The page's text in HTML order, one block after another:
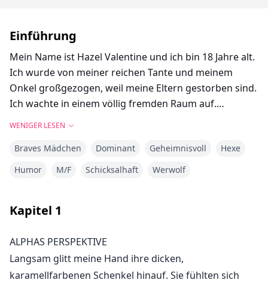
Einführung
Mein Name ist Hazel Valentine und ich bin 18 Jahre alt.
Ich wurde von meiner reichen Tante und meinem
Onkel großgezogen, weil meine Eltern gestorben sind.
Ich wachte in einem völlig fremden Raum auf.
Männer, die miteinander sprachen.
War ich entführt und an den alten Mann verkauft
einen Spalt, um die beiden Männer eintreten zu sehen.
unglaublichen Gespräch zuhörte, vergaß ich sogar die
gefährliche Situation, in der ich mich befand.
WENIGER LESEN
Braves Mädchen Dominant Geheimnisvoll
Hexe
Humor
M/F Schicksalhaft Werwolf
Kapitel 1
ALPHAS PERSPEKTIVE
Langsam glitt meine Hand ihre dicken,
karamellfarbenen Schenkel hinauf. Sie fühlten sich